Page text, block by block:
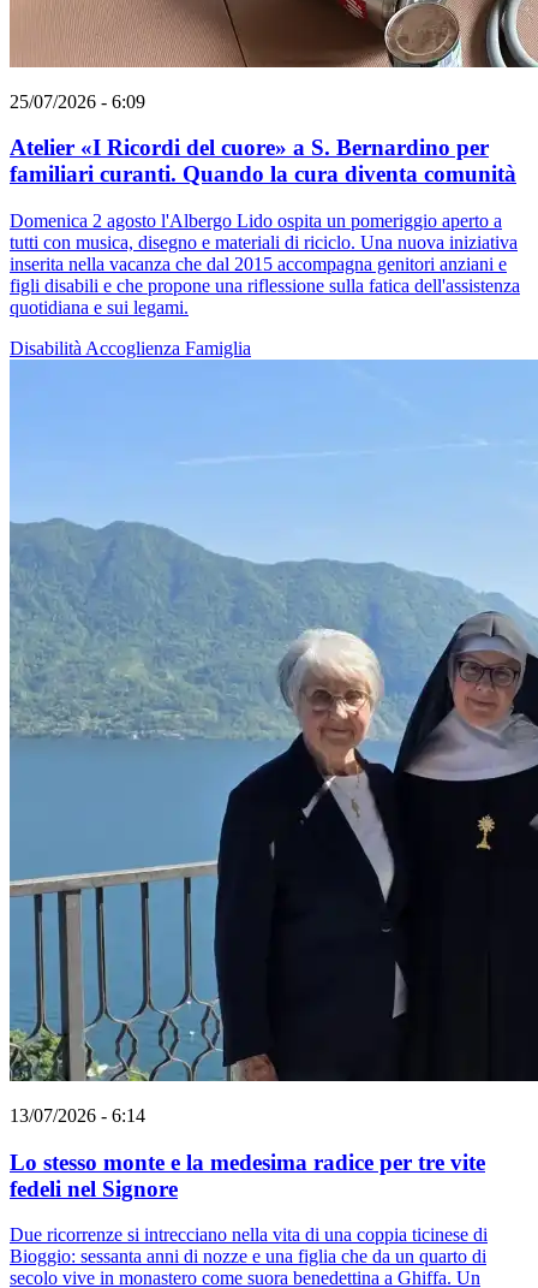
25/07/2026 - 6:09
Atelier «I Ricordi del cuore» a S. Bernardino per
familiari curanti. Quando la cura diventa comunità
Domenica 2 agosto l'Albergo Lido ospita un pomeriggio aperto a
tutti con musica, disegno e materiali di riciclo. Una nuova iniziativa
inserita nella vacanza che dal 2015 accompagna genitori anziani e
figli disabili e che propone una riflessione sulla fatica dell'assistenza
quotidiana e sui legami.
Disabilità Accoglienza Famiglia
13/07/2026 - 6:14
Lo stesso monte e la medesima radice per tre vite
fedeli nel Signore
Due ricorrenze si intrecciano nella vita di una coppia ticinese di
Bioggio: sessanta anni di nozze e una figlia che da un quarto di
secolo vive in monastero come suora benedettina a Ghiffa. Un